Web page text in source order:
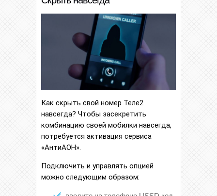
Как скрыть свой номер Теле2
навсегда? Чтобы засекретить
комбинацию своей мобилки навсегда,
потребуется активация сервиса
«АнтиАОН».
Подключить и управлять опцией
можно следующим образом: